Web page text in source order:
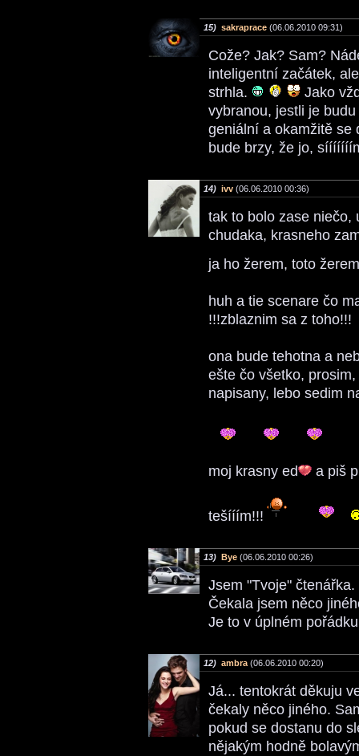
15) sakraprace (06.06.2010 09:31)
Cože? Jak? Sam?
inteligentní začátek,
strhla.
Jako
vybranou, jestli je
geniální a okamžitě se
bude brzy, že jo,
14) ivv (06.06.2010 00:36)
tak to bolo zase niečo,
chudaka, krasneho
ja ho žerem, toto
huh a tie scenare čo
!!!zblaznim sa z toho!!!
ona bude tehotna a
ešte čo všetko,
napisany, lebo sedim
moj krasny ed a piš
tešííím!!!
13) Bye (06.06.2010 00:26)
Jsem "Tvoje" čtenářka.
Čekala jsem něco
Je to v úplném
12) ambra (06.06.2010 00:20)
Já... tentokrát děkuju
čekaly něco jiného.
pokud se dostanu do
nějakým hodně